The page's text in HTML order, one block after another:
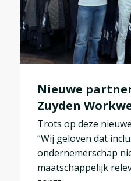
Nieuwe
Zuyden
Trots op deze
“Wij geloven dat
ondernemerschap
maatschappelijk